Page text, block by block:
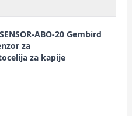
ABO-20 Gembird
za
za kapije